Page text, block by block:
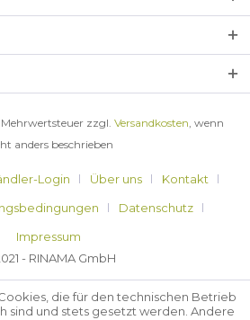
Mehrwertsteuer zzgl. Versandkosten, wenn
anders beschrieben
Login Über uns
Kontakt
Datenschutz
Impressum
- RINAMA GmbH
die für den technischen Betrieb
sind und stets gesetzt werden. Andere